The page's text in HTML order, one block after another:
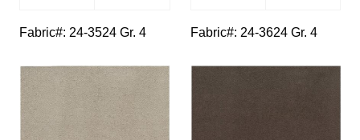
Fabric#: 24-3524 Gr. 4 Fabric#: 24-3624 Gr. 4